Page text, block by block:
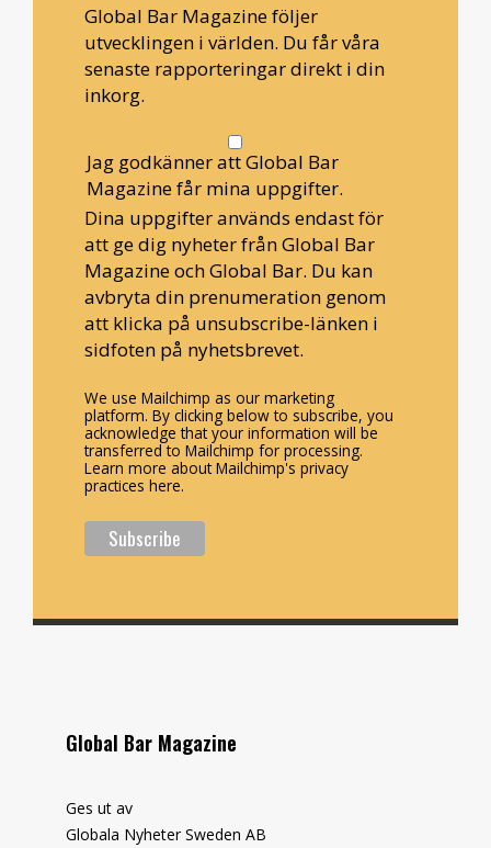
Global Bar Magazine följer
utvecklingen i världen. Du får våra
senaste rapporteringar direkt i din
inkorg.
Jag godkänner att Global Bar
Magazine får mina uppgifter.
Dina uppgifter används endast för
att ge dig nyheter från Global Bar
Magazine och Global Bar. Du kan
avbryta din prenumeration genom
att klicka på unsubscribe-länken i
sidfoten på nyhetsbrevet.
We use Mailchimp as our marketing
platform. By clicking below to subscribe, you
acknowledge that your information will be
transferred to Mailchimp for processing.
Learn more about Mailchimp's privacy
practices here.
Global Bar Magazine
Ges ut av
Globala Nyheter Sweden AB